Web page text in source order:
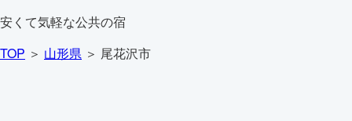
安くて気軽な公共の宿
TOP ＞ 山形県 ＞ 尾花沢市